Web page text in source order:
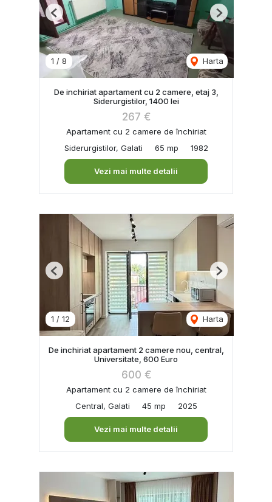
1 / 8 Harta
Previous Next
De inchiriat apartament cu 2 camere, etaj 3,
Siderurgistilor, 1400 lei
267 €
Apartament cu 2 camere de închiriat
Siderurgistilor, Galati
65 mp 1982
Vezi mai multe detalii
1 / 12 Harta
Previous Next
De inchiriat apartament 2 camere nou, central,
Universitate, 600 Euro
600 €
Apartament cu 2 camere de închiriat
Central, Galati
45 mp 2025
Vezi mai multe detalii